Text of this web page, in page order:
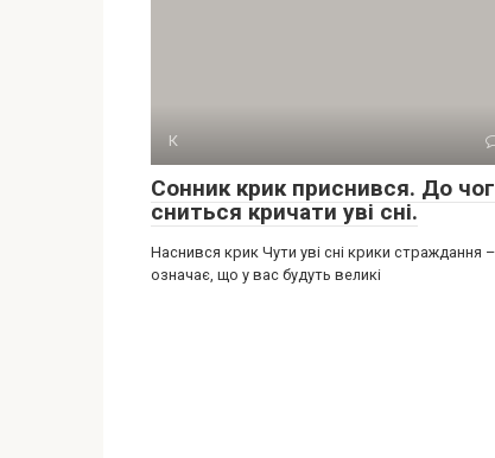
К
Сонник крик приснився. До
сниться кричати уві сні.
Наснився крик Чути уві сні крики страждання –
означає, що у вас будуть великі